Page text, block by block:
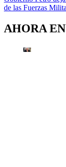
de las Fuerzas
AHORA EN